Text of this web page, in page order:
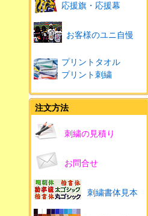
応援旗・応援幕
お客様のユニ自慢
プリントタオル
プリント刺繍
注文方法
刺繍の見積り
お問合せ
刺繍書体見本